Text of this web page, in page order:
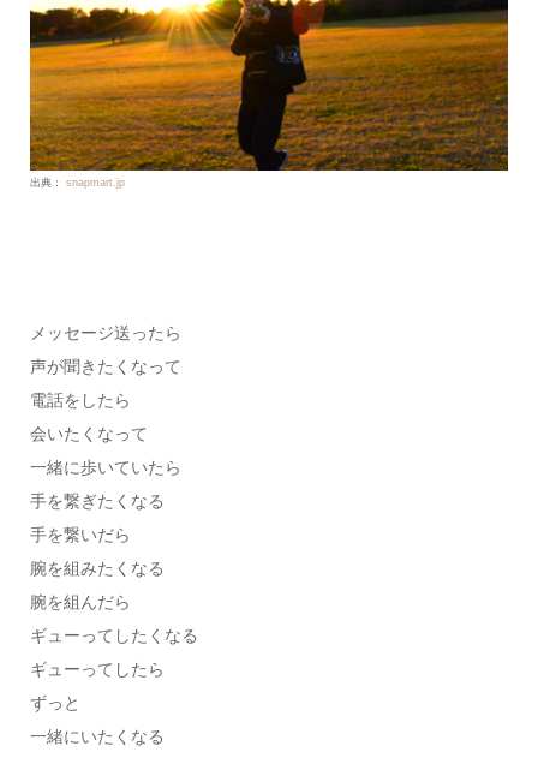
出典： snapmart.jp
メッセージ送ったら
声が聞きたくなって
電話をしたら
会いたくなって
一緒に歩いていたら
手を繋ぎたくなる
手を繋いだら
腕を組みたくなる
腕を組んだら
ギューってしたくなる
ギューってしたら
ずっと
一緒にいたくなる